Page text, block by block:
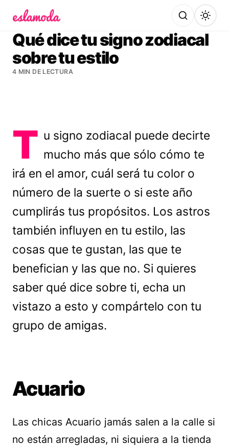
Qué dice tu signo zodiacal
sobre tu estilo
4 MIN DE LECTURA
T u signo zodiacal puede decirte
mucho más que sólo cómo te
irá en el amor, cuál será tu color o
número de la suerte o si este año
cumplirás tus propósitos. Los astros
también influyen en tu estilo, las
cosas que te gustan, las que te
benefician y las que no. Si quieres
saber qué dice sobre ti, echa un
vistazo a esto y compártelo con tu
grupo de amigas.
Acuario
Las chicas Acuario jamás salen a la calle si
no están arregladas, ni siquiera a la tienda